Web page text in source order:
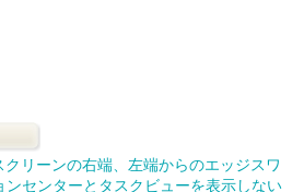
リーンの右端、左端からのエッジスワ
ンセンターとタスクビューを表示しない